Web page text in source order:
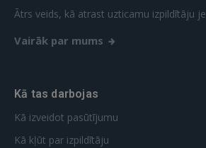
Ātrs veids, kā atrast uzticamu izpildītāju
Vairāk par mums
Kā tas darbojas
Kā izveidot pasūtījumu
Kā kļūt par izpildītāju